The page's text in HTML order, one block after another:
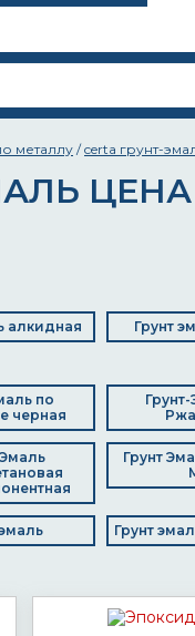
металлу/certa грунт-
ЦЕНА
алкидная Грунт
по
черная
Грунт
Грунт